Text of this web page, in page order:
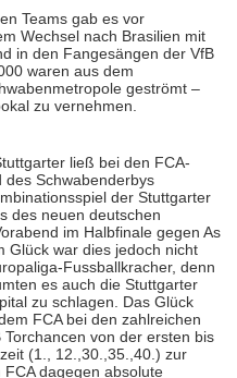
Teams gab es vor
Wechsel nach Brasilien mit
in den Fangesängen der VfB
waren aus dem
geströmt –
zu vernehmen.
ließ bei den FCA-
des Schwabenderbys
der Stuttgarter
des neuen deutschen
im Halbfinale gegen As
Glück war dies jedoch nicht
Fussballkracher, denn
es auch die Stuttgarter
zu schlagen. Das Glück
FCA bei den zahlreichen
von der ersten bis
(1., 12.,30.,35.,40.) zur
dagegen absolute